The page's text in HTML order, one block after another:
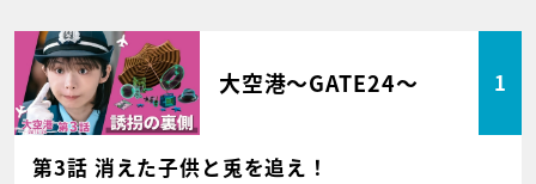
大空港～GATE24～ 1
第3話 消えた子供と兎を追え！